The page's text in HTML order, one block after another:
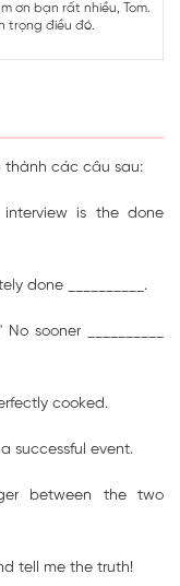
ơn bạn rất nhiều, Tom.
trọng điều đó.
các câu sau:
is the done
done __________.
sooner __________
cooked.
successful event.
between the two
tell me the truth!